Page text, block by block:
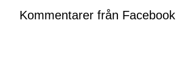
Kommentarer från Facebook